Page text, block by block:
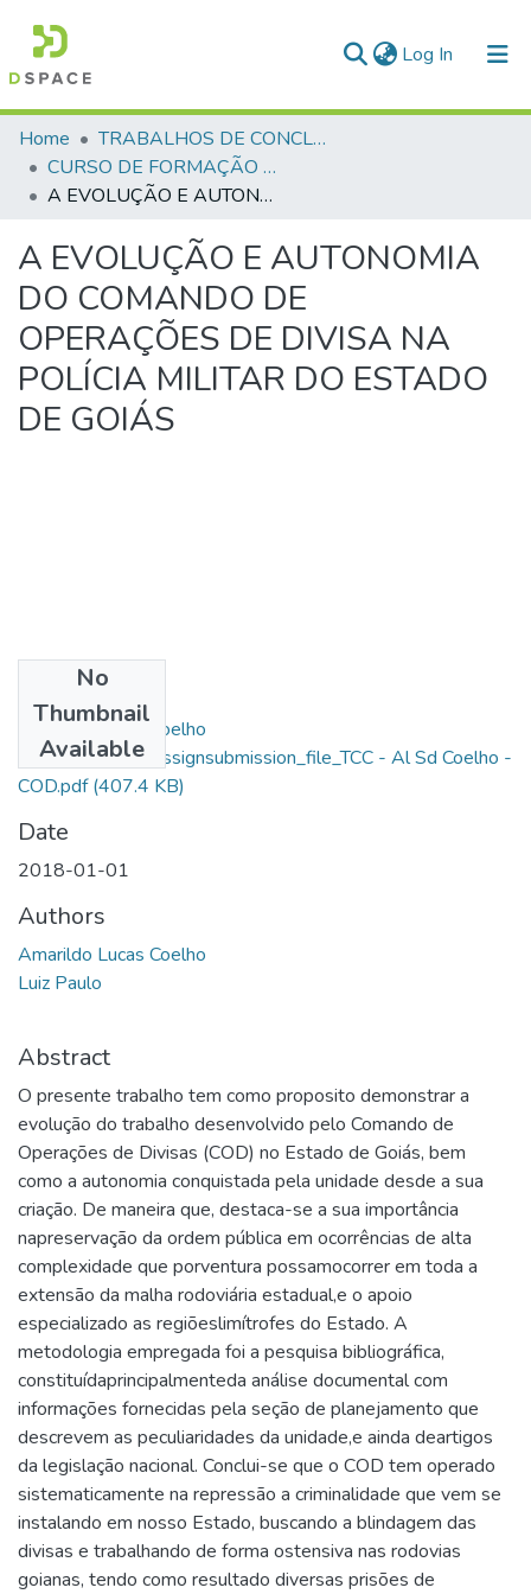
Log In (current)
Communities & Collections
All of DSpace
Home
TRABALHOS DE CONCLUSÃO DE CURSO - CFP (CURSO DE FORMAÇÃO DE PRAÇAS)
CURSO DE FORMAÇÃO DE PRAÇAS - CFP - 2018
A EVOLUÇÃO E AUTONOMIA DO COMANDO DE OPERAÇÕES DE DIVISA NA POLÍCIA MILITAR DO ESTADO DE GOIÁS
A EVOLUÇÃO E AUTONOMIA
DO COMANDO DE
OPERAÇÕES DE DIVISA NA
POLÍCIA MILITAR DO ESTADO
DE GOIÁS
No
Thumbnail
Available
Amarildo Lucas Coelho
Freitas_13654_assignsubmission_file_TCC - Al Sd Coelho -
COD.pdf(407.4 KB)
Date
2018-01-01
Authors
Amarildo Lucas Coelho
Luiz Paulo
Abstract
O presente trabalho tem como proposito demonstrar a
evolução do trabalho desenvolvido pelo Comando de
Operações de Divisas (COD) no Estado de Goiás, bem
como a autonomia conquistada pela unidade desde a sua
criação. De maneira que, destaca-se a sua importância
napreservação da ordem pública em ocorrências de alta
complexidade que porventura possamocorrer em toda a
extensão da malha rodoviária estadual,e o apoio
especializado as regiõeslimítrofes do Estado. A
metodologia empregada foi a pesquisa bibliográfica,
constituídaprincipalmenteda análise documental com
informações fornecidas pela seção de planejamento que
descrevem as peculiaridades da unidade,e ainda deartigos
da legislação nacional. Conclui-se que o COD tem operado
sistematicamente na repressão a criminalidade que vem se
instalando em nosso Estado, buscando a blindagem das
divisas e trabalhando de forma ostensiva nas rodovias
goianas, tendo como resultado diversas prisões de